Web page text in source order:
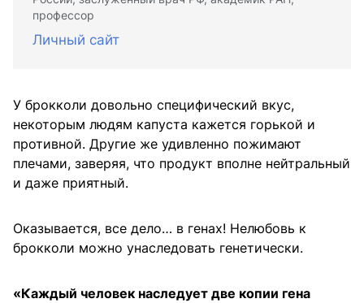
профессор
Личный сайт
У брокколи довольно специфический вкус,
некоторым людям капуста кажется горькой и
противной. Другие же удивленно пожимают
плечами, заверяя, что продукт вполне нейтральный
и даже приятный.
Оказывается, все дело… в генах! Нелюбовь к
брокколи можно унаследовать генетически.
«Каждый человек наследует две копии гена